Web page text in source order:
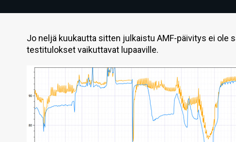
Jo neljä kuukautta sitten julkaistu AMF-päivitys ei ole
testitulokset vaikuttavat lupaaville.